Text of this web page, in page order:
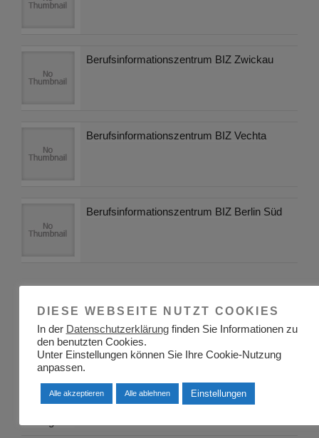
Berufsinformationszentrum BIZ Zwickau
Berufsinformationszentrum BIZ Vechta
Berufsinformationszentrum BIZ Berlin Süd
Adressen
Aktuelles
Allgemein
DIESE WEBSEITE NUTZT COOKIES
In der Datenschutzerklärungfinden Sie Informationen zu
den benutzten Cookies.
Unter Einstellungen können Sie Ihre Cookie-Nutzung
anpassen.
Alle akzeptieren Alle ablehnen Einstellungen